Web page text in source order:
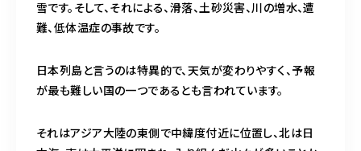
雪です。そして、それによる、滑落、土砂災害、川の増水、遭
難、低体温症の事故です。
日本列島と言うのは特異的で、天気が変わりやすく、予報
が最も難しい国の一つであるとも言われています。
それはアジア大陸の東側で中緯度付近に位置し、北は日